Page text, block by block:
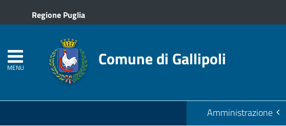
Regione Puglia
MENU Comune di Gallipoli
Amministrazione